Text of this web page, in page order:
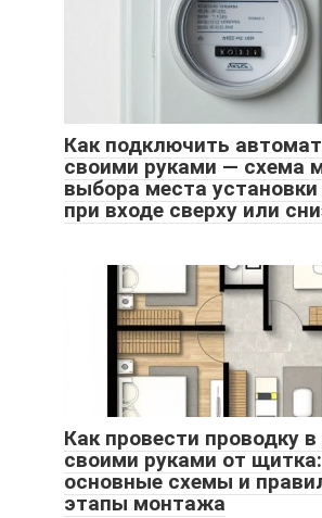
Как подключить
своими руками — схема
выбора места
при входе сверху или
Как провести проводку
своими руками от щитка:
основные схемы и
этапы монтажа